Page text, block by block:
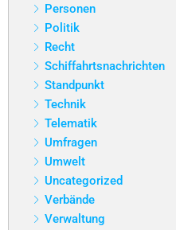
Personen
Politik
Recht
Schiffahrtsnachrichten
Standpunkt
Technik
Telematik
Umfragen
Umwelt
Uncategorized
Verbände
Verwaltung